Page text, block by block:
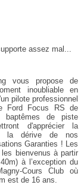
assez mal...
vous propose de
inoubliable en
pilote professionnel
Ford Focus RS de
baptêmes de piste
d'apprécier la
la dérive de nos
Garanties ! Les
bienvenus à partir
à l’exception du
Cours Club où
est de 16 ans.